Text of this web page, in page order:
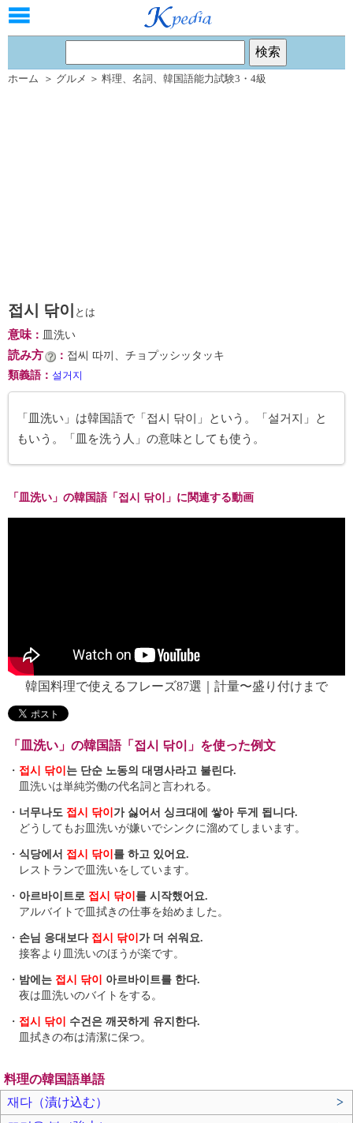
ホーム ＞ グルメ ＞ 料理、 名詞 、 韓国語能力試験3・4級
접시 닦이 とは
意味： 皿洗い
読み方 ： 접씨 따끼、チョプッシッタッキ
類義語 ： 설거지
「皿洗い」は韓国語で「접시 닦이」という。「설거지」と
もいう。「皿を洗う人」の意味としても使う。
「皿洗い」の韓国語「접시 닦이」に関連する動画
韓国料理で使えるフレーズ87選｜計量〜盛り付けまで
「皿洗い」の韓国語「접시 닦이」を使った例文
・ 접시 닦이 는 단순 노동의 대명사라고 불린다.
皿洗いは単純労働の代名詞と言われる。
・ 너무나도 접시 닦이 가 싫어서 싱크대에 쌓아 두게 됩니다.
どうしてもお皿洗いが嫌いでシンクに溜めてしまいます。
・ 식당에서 접시 닦이 를 하고 있어요.
レストランで皿洗いをしています。
・ 아르바이트로 접시 닦이 를 시작했어요.
アルバイトで皿拭きの仕事を始めました。
・ 손님 응대보다 접시 닦이 가 더 쉬워요.
接客より皿洗いのほうが楽です。
・ 밤에는 접시 닦이
아르바이트를 한다.
夜は皿洗いのバイトをする。
・ 접시 닦이
수건은 깨끗하게 유지한다.
皿拭きの布は清潔に保つ。
料理の韓国語単語
재다（漬け込む）
>